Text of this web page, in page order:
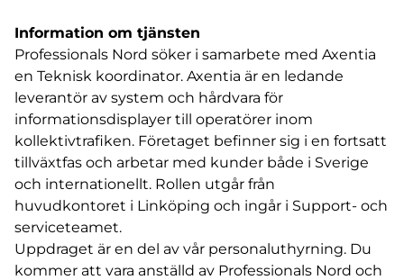
Information om tjänsten
Professionals Nord söker i samarbete med Axentia
en Teknisk koordinator. Axentia är en ledande
leverantör av system och hårdvara för
informationsdisplayer till operatörer inom
kollektivtrafiken. Företaget befinner sig i en fortsatt
tillväxtfas och arbetar med kunder både i Sverige
och internationellt. Rollen utgår från
huvudkontoret i Linköping och ingår i Support- och
serviceteamet.
Uppdraget är en del av vår personaluthyrning. Du
kommer att vara anställd av Professionals Nord och